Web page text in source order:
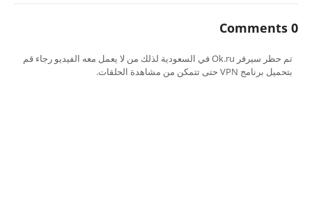
0 Comments
تم حظر سيرفر Ok.ru في السعودية لذلك من لا يعمل معه الفيديو رجاء قم
بتحميل برنامج VPN حتى تتمكن من مشاهدة الحلقات.